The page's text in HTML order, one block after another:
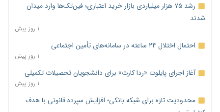
رشد ۷۵ هزار میلیاردی بازار خرید اعتباری؛ فین‌تک‌ها وارد میدان
شدند
۱ روز پیش
احتمال اختلال ۲۴ ساعته در سامانه‌های تأمین اجتماعی
۱ روز پیش
آغاز اجرای پایلوت «ردا کارت» برای دانشجویان تحصیلات تکمیلی
۱ روز پیش
محدودیت تازه برای شبکه بانکی؛ افزایش سپرده قانونی با هدف